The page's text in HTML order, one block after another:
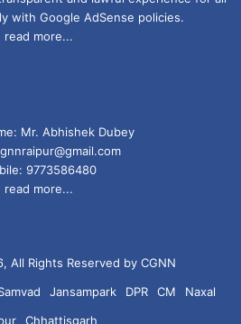
with Google AdSense policies.
read more...
Mr. Abhishek Dubey
9773586480
read more...
All Rights Reserved by CGNN
Jansampark DPR CM
Naxal
Chhattisgarh